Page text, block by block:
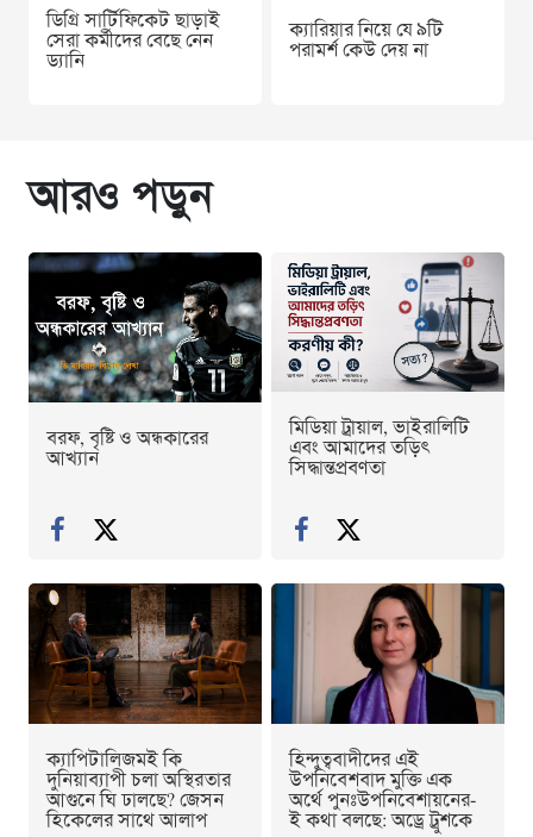
ডিগ্রি সার্টিফিকেট ছাড়াই
সেরা কর্মীদের বেছে নেন
ড্যানি
ক্যারিয়ার নিয়ে যে ৯টি
পরামর্শ কেউ দেয় না
আরও পড়ুন
বরফ, বৃষ্টি ও অন্ধকারের
আখ্যান
মিডিয়া ট্রায়াল, ভাইরালিটি
এবং আমাদের তড়িৎ
সিদ্ধান্তপ্রবণতা
ক্যাপিটালিজমই কি
দুনিয়াব্যাপী চলা অস্থিরতার
আগুনে ঘি ঢালছে? জেসন
হিকেলের সাথে আলাপ
হিন্দুত্ববাদীদের এই
উপনিবেশবাদ মুক্তি এক
অর্থে পুনঃউপনিবেশায়নের-
ই কথা বলছে: অড্রে ট্রুশকে